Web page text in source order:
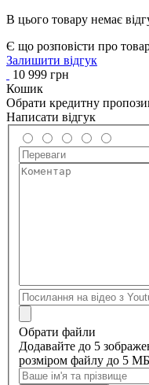
В цього товару немає
Є що розповісти про
Залишити відгук
10 999 грн
Кошик
Обрати кредитну
Написати відгук
Обрати файли
Додавайте до 5
розміром файлу до 5 МБ